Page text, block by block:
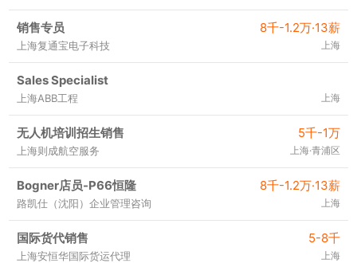
销售专员 8千-1.2万·13薪
上海复通宝电子科技 上海
Sales Specialist
上海ABB工程 上海
无人机培训招生销售 5千-1万
上海则成航空服务 上海·青浦区
Bogner店员-P66恒隆 8千-1.2万·13薪
路凯仕（沈阳）企业管理咨询 上海
国际货代销售 5-8千
上海安恒华国际货运代理 上海